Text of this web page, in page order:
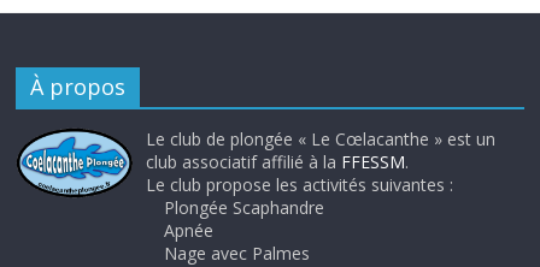
À propos
Le club de plongée « Le Cœlacanthe » est un
club associatif affilié à la FFESSM.
Le club propose les activités suivantes :
Plongée Scaphandre
Apnée
Nage avec Palmes